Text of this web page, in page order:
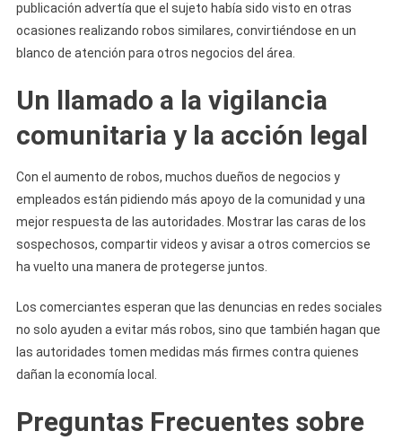
publicación advertía que el sujeto había sido visto en otras
ocasiones realizando robos similares, convirtiéndose en un
blanco de atención para otros negocios del área.
Un llamado a la vigilancia
comunitaria y la acción legal
Con el aumento de robos, muchos dueños de negocios y
empleados están pidiendo más apoyo de la comunidad y una
mejor respuesta de las autoridades. Mostrar las caras de los
sospechosos, compartir videos y avisar a otros comercios se
ha vuelto una manera de protegerse juntos.
Los comerciantes esperan que las denuncias en redes sociales
no solo ayuden a evitar más robos, sino que también hagan que
las autoridades tomen medidas más firmes contra quienes
dañan la economía local.
Preguntas Frecuentes sobre